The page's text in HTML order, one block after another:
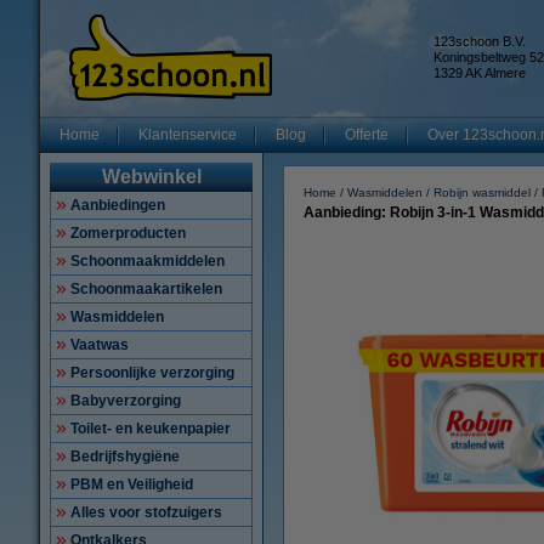
123schoon B.V.
Koningsbeltweg 52
1329 AK Almere
Home Klantenservice Blog Offerte Over
Webwinkel
Aanbiedingen
Zomerproducten
Schoonmaakmiddelen
Schoonmaakartikelen
Wasmiddelen
Vaatwas
Persoonlijke verzorging
Babyverzorging
Toilet- en keukenpapier
Bedrijfshygiëne
PBM en Veiligheid
Alles voor stofzuigers
Ontkalkers
Home Wasmiddelen Robijn wasmiddel
Aanbieding: Robijn 3-in-1